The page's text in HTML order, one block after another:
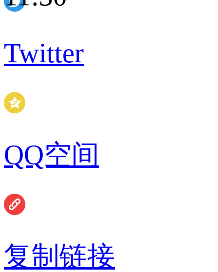
Twitter
QQ空间
复制链接